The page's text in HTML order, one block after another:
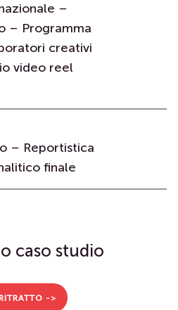
–
– Programma
creativi
video reel
– Reportistica
finale
caso studio
->